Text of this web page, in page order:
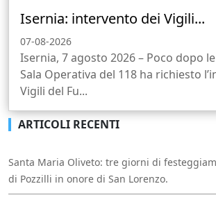
Isernia: intervento dei Vigili...
07-08-2026
Isernia, 7 agosto 2026 – Poco dopo
Sala Operativa del 118 ha richiesto
Vigili del Fu...
ARTICOLI RECENTI
Santa Maria Oliveto: tre giorni di
di Pozzilli in onore di San Lorenzo.